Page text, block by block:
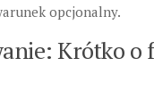
opcjonalny.
Krótko o